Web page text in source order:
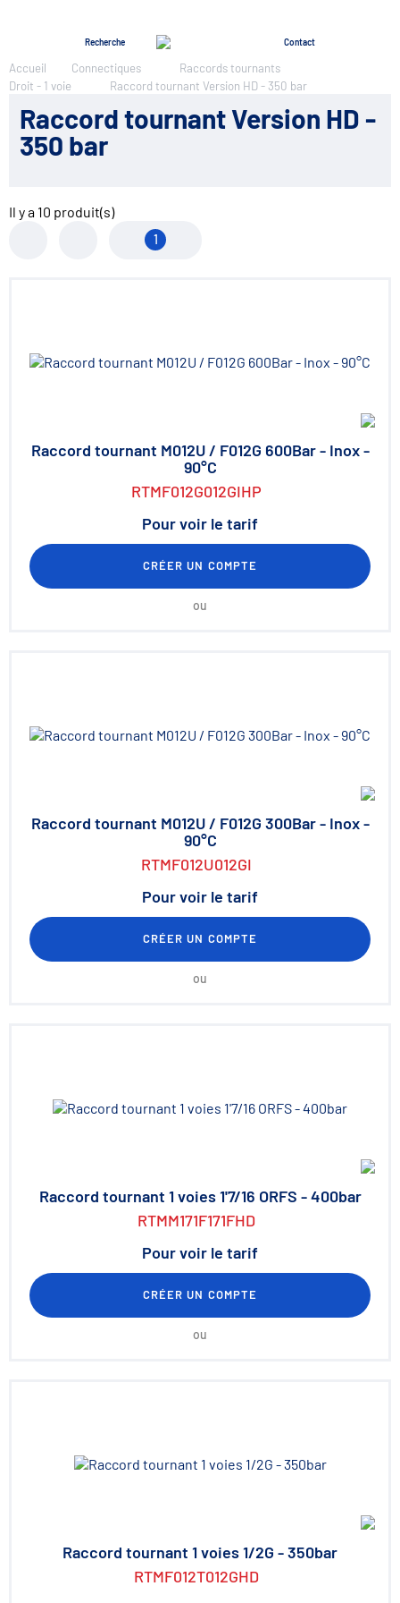
Recherche Contact
Accueil Connectiques
Raccords tournants
Droit - 1 voie
Raccord tournant Version HD - 350 bar
Raccord tournant Version HD -
350 bar
Il y a 10 produit(s)
1
Raccord tournant M012U / F012G 600Bar - Inox -
90°C
RTMF012G012GIHP
Pour voir le tarif
CRÉER UN COMPTE
ou
Raccord tournant M012U / F012G 300Bar - Inox -
90°C
RTMF012U012GI
Pour voir le tarif
CRÉER UN COMPTE
ou
Raccord tournant 1 voies 1'7/16 ORFS - 400bar
RTMM171F171FHD
Pour voir le tarif
CRÉER UN COMPTE
ou
Raccord tournant 1 voies 1/2G - 350bar
RTMF012T012GHD